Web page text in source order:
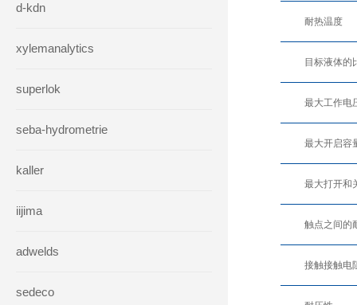
d-kdn
xylemanalytics
superlok
seba-hydrometrie
kaller
iijima
adwelds
sedeco
耐热温度
目标液体的
最大工作电
最大开启容
最大打开和
触点之间的
接触接触电